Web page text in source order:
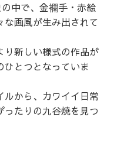
中で、金襴手・赤絵
画風が生み出されて
り新しい様式の作品が
ひとつとなっていま
ルから、カワイイ日常
たりの九谷焼を見つ